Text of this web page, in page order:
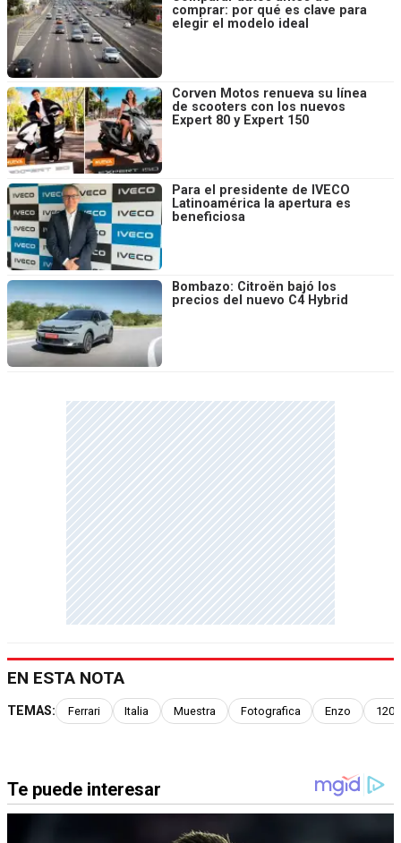
comprar: por qué es clave para
elegir el modelo ideal
Corven Motos renueva su línea
de scooters con los nuevos
Expert 80 y Expert 150
Para el presidente de IVECO
Latinoamérica la apertura es
beneficiosa
Bombazo: Citroën bajó los
precios del nuevo C4 Hybrid
EN ESTA NOTA
TEMAS: Ferrari Italia Muestra Fotografica Enzo 120